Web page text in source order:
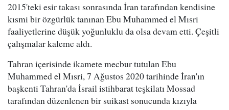
2015'teki esir takası sonrasında İran tarafından kendisine
kısmi bir özgürlük tanınan Ebu Muhammed el Mısri
faaliyetlerine düşük yoğunluklu da olsa devam etti. Çeşitli
çalışmalar kaleme aldı.
Tahran içerisinde ikamete mecbur tutulan Ebu
Muhammed el Mısri, 7 Ağustos 2020 tarihinde İran'ın
başkenti Tahran'da İsrail istihbarat teşkilatı Mossad
tarafından düzenlenen bir suikast sonucunda kızıyla